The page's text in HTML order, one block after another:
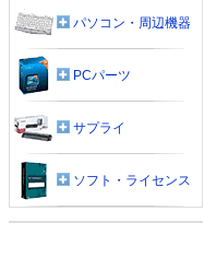
パソコン・周辺機器
PCパーツ
サプライ
ソフト・ライセンス